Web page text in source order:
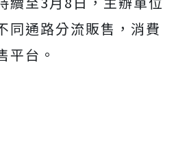
同通路分流販售，消費
平台。